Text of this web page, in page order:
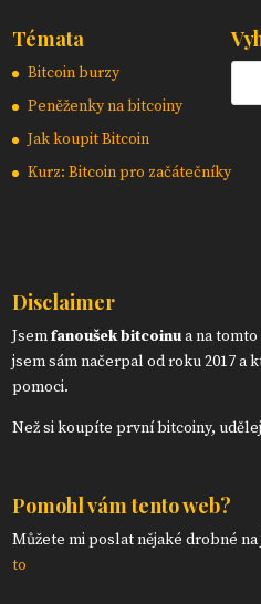
Témata
Bitcoin burzy
Peněženky na bitcoiny
Jak koupit Bitcoin
Kurz: Bitcoin pro začátečníky
Disclaimer
Jsemfanoušek bitcoinua na
jsem sám načerpal od roku 2017 a
pomoci.
Než si koupíte první bitcoiny,
Pomohl vám tento web?
Můžete mi poslat nějaké drobné
to